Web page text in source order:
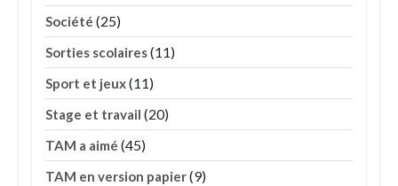
Société (25)
Sorties scolaires(11)
Sport et jeux(11)
Stage et travail (20)
TAM a aimé (45)
TAM en version papier(9)